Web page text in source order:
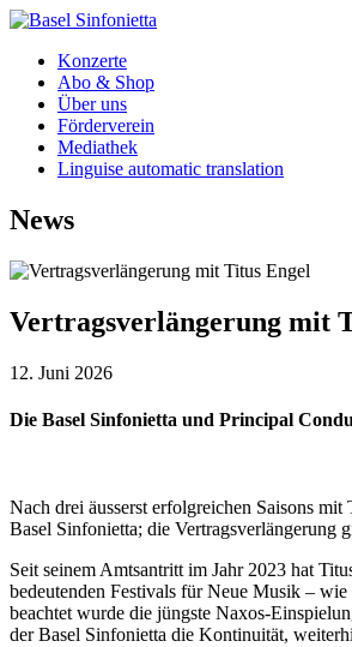
Konzerte
Abo & Shop
Über uns
Förderverein
Mediathek
Linguise automatic translation
News
Vertragsverlängerung mit
12. Juni 2026
Die Basel Sinfonietta und Principal
Nach drei äusserst erfolgreichen Saisons
Basel Sinfonietta; die Vertragsverlängerung
Seit seinem Amtsantritt im Jahr 2023 hat
bedeutenden Festivals für Neue Musik –
beachtet wurde die jüngste Naxos-
der Basel Sinfonietta die Kontinuität,